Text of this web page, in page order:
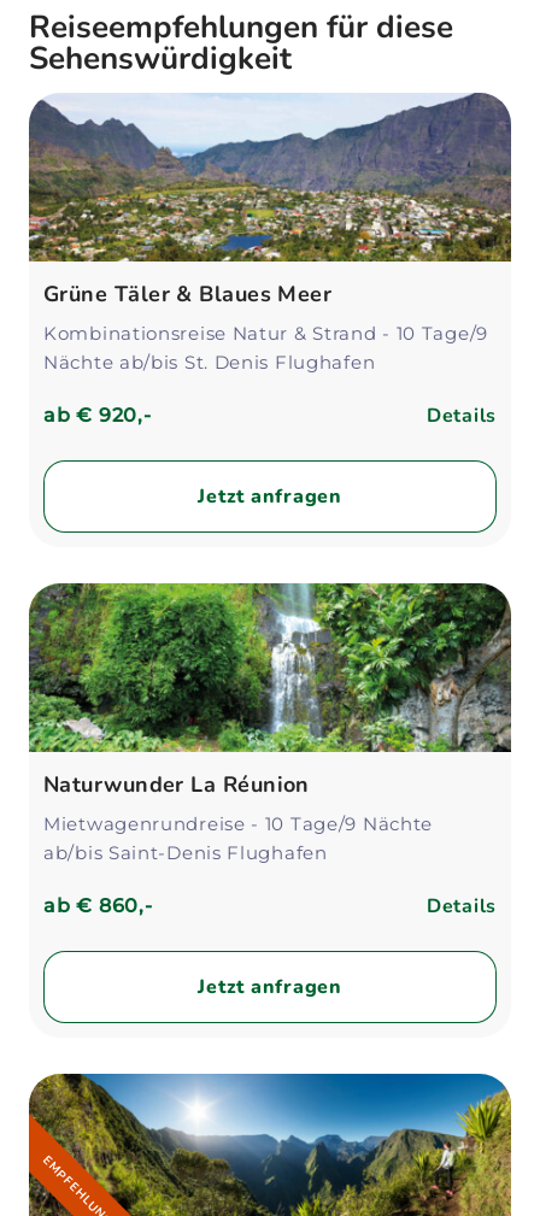
Reiseempfehlungen für diese
Sehenswürdigkeit
Grüne Täler & Blaues Meer
Kombinationsreise Natur & Strand - 10 Tage/9
Nächte ab/bis St. Denis Flughafen
ab€ 920,- Details
Jetzt anfragen
Naturwunder La Réunion
Mietwagenrundreise - 10 Tage/9 Nächte
ab/bis Saint-Denis Flughafen
ab€ 860,- Details
Jetzt anfragen
EMPFEHLUNG